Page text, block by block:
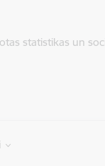
statistikas un